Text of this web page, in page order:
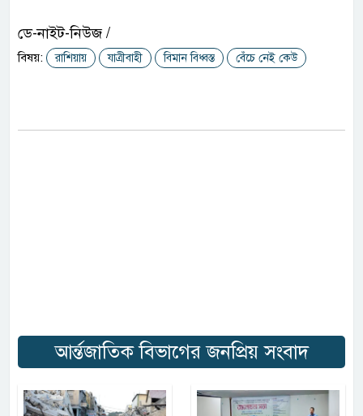
ডে-নাইট-নিউজ /
বিষয়: রাশিয়ায় যাত্রীবাহী বিমান বিধ্বস্ত বেঁচে নেই কেউ
আর্ন্তজাতিক বিভাগের জনপ্রিয় সংবাদ